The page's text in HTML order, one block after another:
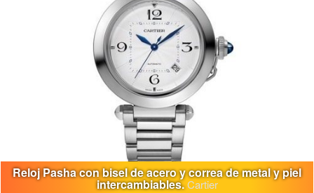
Reloj Pasha con bisel de acero y correa de metal y piel
intercambiables.Cartier